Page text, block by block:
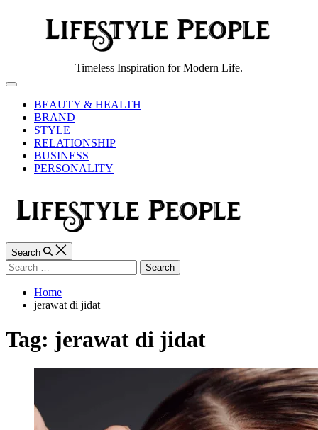
People
Timeless Inspiration for Modern Life.
Off
CanvasBEAUTY & HEALTH
BRAND
STYLE
RELATIONSHIP
BUSINESS
PERSONALITY
Search
Search
for:
Home
jerawat di jidat
Tag: jerawat di jidat